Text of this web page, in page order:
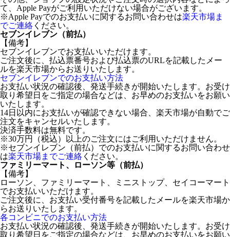
て、Apple Payがご利用いただけない場合がございます。
※Apple Payでのお支払いに関するお問い合わせは楽天市場ま
でご連絡 ください。
セブンイレブン（前払）
【備考】
セブンイレブンでお支払いいただけます。
ご注文後に、払込票番号および払込票のURLを記載したメー
ルを楽天市場からお送りいたします。
セブンイレブンでのお支払い方法
お支払い状況の確認後、発送手続きが開始いたします。お受け
取り希望日をご指定の場合などは、お早めのお支払いをお願い
いたします。
14日以内にお支払いが確認できない場合、楽天市場が自動でご
注文をキャンセルいたします。
決済手数料は無料です。
※30万円（税込）以上のご注文にはご利用いただけません。
※セブンイレブン（前払）でのお支払いに関するお問い合わせ
は楽天市場までご連絡 ください。
ファミリーマート、ローソン等（前払）
【備考】
ローソン、ファミリーマート、ミニストップ、セイコーマート
でお支払いいただけます。
ご注文後に、お支払い受付番号を記載したメールを楽天市場か
らお送りいたします。
各コンビニでのお支払い方法
お支払い状況の確認後、発送手続きが開始いたします。お受け
取り希望日をご指定の場合などは、お早めのお支払いをお願い